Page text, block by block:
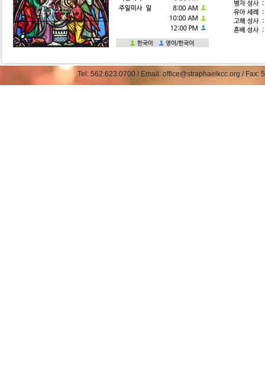
Tel: 562.623.0700 / Email: office@straphaelkcc.org /